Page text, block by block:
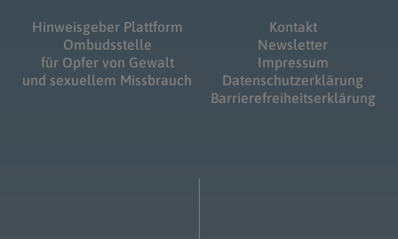
Hinweisgeber Plattform
Ombudsstelle
für Opfer von Gewalt
und sexuellem Missbrauch
Kontakt
Newsletter
Impressum
Datenschutzerklärung
Barrierefreiheitserklärung